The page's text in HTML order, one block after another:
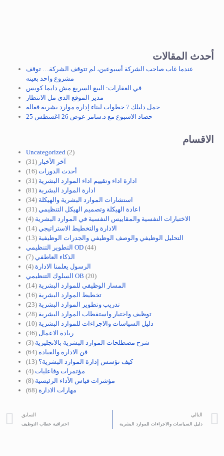
أحدث المقالات
عندما غاب صاحب الشركة أسبوعين، لم تتوقف الشركة… توقف
مشروع واحد بعينه
في العقارات: البيع السريع مش دايما كويس
مدير الموقع الذي مل الانتظار
حمل دليلك 7 خطوات لبناء إدارة موارد بشرية فعالة
حصاد الاسبوع مع د.سامر عوض 26 اغسطس 25
الاقسام
Uncategorized (2)
آخر الأخبار (31)
أحدث الدورات (16)
ادارة اداء وتقييم اداء الموارد البشرية (31)
ادارة الموارد البشرية (81)
استشارات الموارد البشرية والهيكلة (34)
اعادة الهيكلة وتصميم الهيكل التنظيمي (31)
الاختبارات النفسية والمقاييس النفسية في الموارد البشرية (4)
الادارة والتخطيط الاستراتيجي (14)
التحليل الوظيفي والوصف الوظيفي والجدرات الوظيفية (13)
التطوير التنظيمي OD (44)
الذكاء العاطفي (7)
الرسول يعلمنا الادارة (4)
السلوك التنظيمي OB (20)
المسار الوظيفي للموارد البشرية (14)
تخطيط الموارد البشرية (16)
تدريب وتطوير الموارد البشرية (23)
توظيف واختيار واستقطاب الموارد البشرية (28)
دليل السياسات والاجراءات للموارد البشرية (10)
ريادة الاعمال (36)
شرح مصطلحات الموارد البشرية بالانجليزية (3)
فن الادارة والقيادة (64)
كيف تؤسس إدارة الموارد البشرية؟ (13)
مؤتمرات وفاعليات (4)
مؤشرات قياس الأداء الرئيسية (8)
مهارات الادارة (68)
السابق
احترافية خطاب التوظيف
التالي
دليل السياسات والاجراءات للموارد البشرية